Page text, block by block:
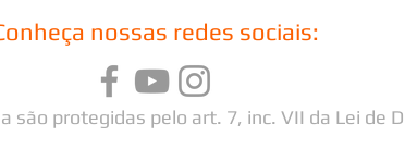
nossas redes sociais:
são protegidas pelo art. 7, inc. VII da Lei de